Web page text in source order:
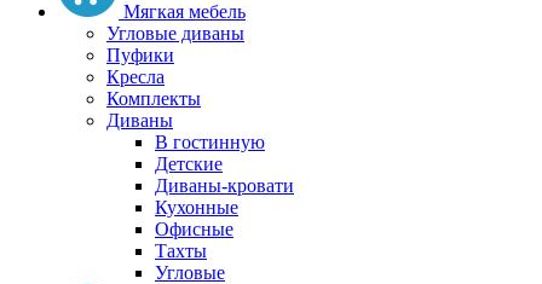
Мягкая мебель
Угловые диваны
Пуфики
Кресла
Комплекты
Диваны
В гостинную
Детские
Диваны-кровати
Кухонные
Офисные
Тахты
Угловые